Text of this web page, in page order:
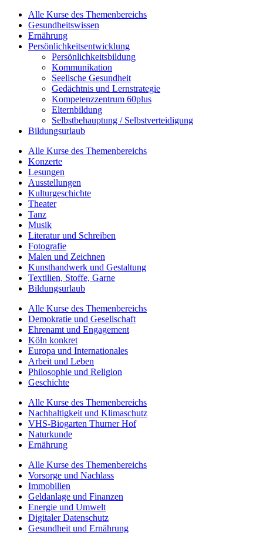
Alle Kurse des Themenbereichs
Gesundheitswissen
Ernährung
Persönlichkeitsentwicklung
Persönlichkeitsbildung
Kommunikation
Seelische Gesundheit
Gedächtnis und Lernstrategie
Kompetenzzentrum 60plus
Elternbildung
Selbstbehauptung / Selbstverteidigung
Bildungsurlaub
Alle Kurse des Themenbereichs
Konzerte
Lesungen
Ausstellungen
Kulturgeschichte
Theater
Tanz
Musik
Literatur und Schreiben
Fotografie
Malen und Zeichnen
Kunsthandwerk und Gestaltung
Textilien, Stoffe, Garne
Bildungsurlaub
Alle Kurse des Themenbereichs
Demokratie und Gesellschaft
Ehrenamt und Engagement
Köln konkret
Europa und Internationales
Arbeit und Leben
Philosophie und Religion
Geschichte
Alle Kurse des Themenbereichs
Nachhaltigkeit und Klimaschutz
VHS-Biogarten Thurner Hof
Naturkunde
Ernährung
Alle Kurse des Themenbereichs
Vorsorge und Nachlass
Immobilien
Geldanlage und Finanzen
Energie und Umwelt
Digitaler Datenschutz
Gesundheit und Ernährung